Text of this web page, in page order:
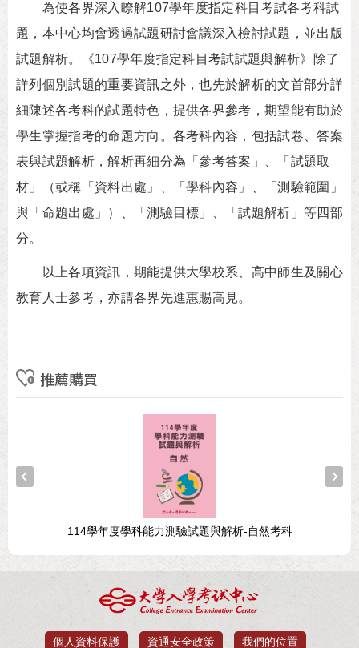
為使各界深入瞭解107學年度指定科目考試各考科試
題，本中心均會透過試題研討會議深入檢討試題，並出版
試題解析。《107學年度指定科目考試試題與解析》除了
詳列個別試題的重要資訊之外，也先於解析的文首部分詳
細陳述各考科的試題特色，提供各界參考，期望能有助於
學生掌握指考的命題方向。各考科內容，包括試卷、答案
表與試題解析，解析再細分為「參考答案」、「試題取
材」（或稱「資料出處」、「學科內容」、「測驗範圍」
與「命題出處」）、「測驗目標」、「試題解析」等四部
分。
以上各項資訊，期能提供大學校系、高中師生及關心
教育人士參考，亦請各界先進惠賜高見。
推薦購買
114學年度學科能力測驗試題與解析-自然考科
個人資料保護 資通安全政策 我們的位置